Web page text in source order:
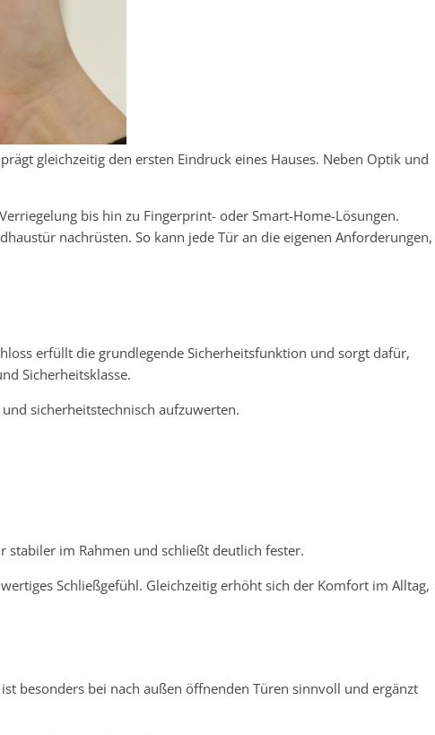
gleichzeitig den ersten Eindruck eines Hauses. Neben Optik und
bis hin zu Fingerprint- oder Smart-Home-Lösungen.
nachrüsten. So kann jede Tür an die eigenen Anforderungen,
erfüllt die grundlegende Sicherheitsfunktion und sorgt dafür,
Sicherheitsklasse.
sicherheitstechnisch aufzuwerten.
stabiler im Rahmen und schließt deutlich fester.
Schließgefühl. Gleichzeitig erhöht sich der Komfort im Alltag,
besonders bei nach außen öffnenden Türen sinnvoll und ergänzt